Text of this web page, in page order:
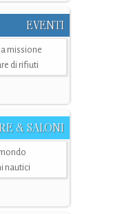
EVENTI
missione
di rifiuti
& SALONI
nautici